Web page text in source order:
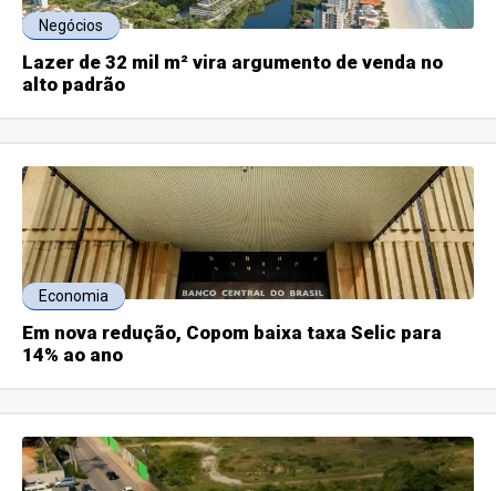
Negócios
Lazer de 32 mil m² vira argumento de venda no
alto padrão
Economia
Em nova redução, Copom baixa taxa Selic para
14% ao ano